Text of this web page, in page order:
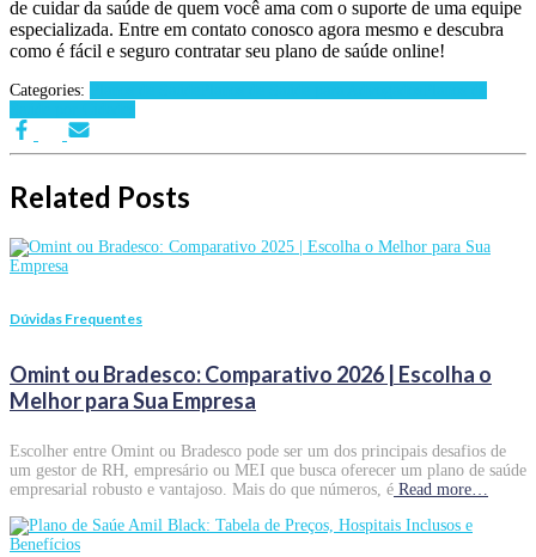
de cuidar da saúde de quem você ama com o suporte de uma equipe
especializada. Entre em contato conosco agora mesmo e descubra
como é fácil e seguro contratar seu plano de saúde online!
Categories:
Related Posts
Dúvidas Frequentes
Omint ou Bradesco: Comparativo 2026 | Escolha o
Melhor para Sua Empresa
Escolher entre Omint ou Bradesco pode ser um dos principais desafios de
um gestor de RH, empresário ou MEI que busca oferecer um plano de saúde
empresarial robusto e vantajoso. Mais do que números, é Read more…